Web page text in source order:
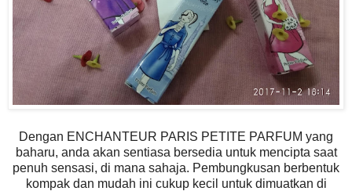
Dengan ENCHANTEUR PARIS PETITE PARFUM yang
baharu, anda akan sentiasa bersedia untuk mencipta saat
penuh sensasi, di mana sahaja. Pembungkusan berbentuk
kompak dan mudah ini cukup kecil untuk dimuatkan di